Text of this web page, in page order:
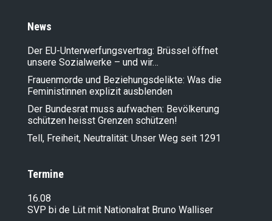
News
Der EU-Unterwerfungsvertrag: Brüssel öffnet
unsere Sozialwerke – und wir…
Frauenmorde und Beziehungsdelikte: Was die
Feministinnen explizit ausblenden
Der Bundesrat muss aufwachen: Bevölkerung
schützen heisst Grenzen schützen!
Tell, Freiheit, Neutralität: Unser Weg seit 1291
Termine
16.08
SVP bi de Lüt mit Nationalrat Bruno Walliser